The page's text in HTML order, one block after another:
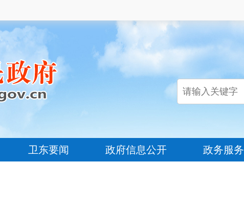
卫东要闻 政府信息公开 政务服务